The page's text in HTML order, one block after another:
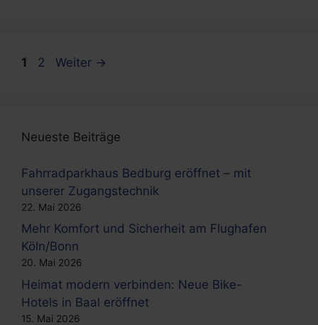
Seite
1 Seite
2 Weiter →
Neueste Beiträge
Fahrradparkhaus Bedburg eröffnet – mit
unserer Zugangstechnik
22. Mai 2026
Mehr Komfort und Sicherheit am Flughafen
Köln/Bonn
20. Mai 2026
Heimat modern verbinden: Neue Bike-
Hotels in Baal eröffnet
15. Mai 2026